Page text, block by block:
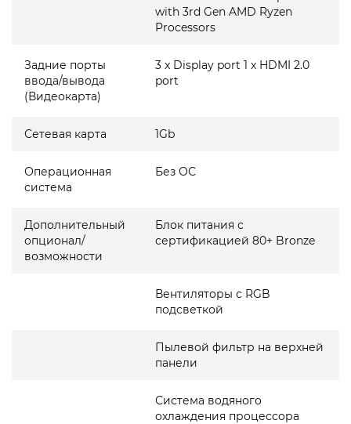
with 3rd Gen AMD Ryzen
Processors
Задние порты
ввода/вывода
(Видеокарта)
3 x Display port 1 x HDMI 2.0
port
Сетевая карта 1Gb
Операционная
система
Без ОС
Дополнительный
опционал/
возможности
Блок питания с
сертификацией 80+ Bronze
Вентиляторы с RGB
подсветкой
Пылевой фильтр на верхней
панели
Система водяного
охлаждения процессора